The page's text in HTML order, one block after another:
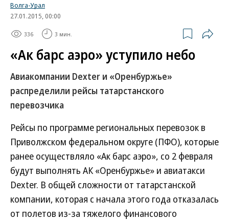
Волга-Урал
27.01.2015, 00:00
336 3 мин.
«Ак барс аэро» уступило небо
Авиакомпании Dexter и «Оренбуржье»
распределили рейсы татарстанского
перевозчика
Рейсы по программе региональных перевозок в
Приволжском федеральном округе (ПФО), которые
ранее осуществляло «Ак барс аэро», со 2 февраля
будут выполнять АК «Оренбуржье» и авиатакси
Dexter. В общей сложности от татарстанской
компании, которая с начала этого года отказалась
от полетов из-за тяжелого финансового